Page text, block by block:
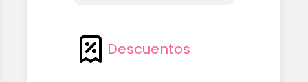
Descuentos